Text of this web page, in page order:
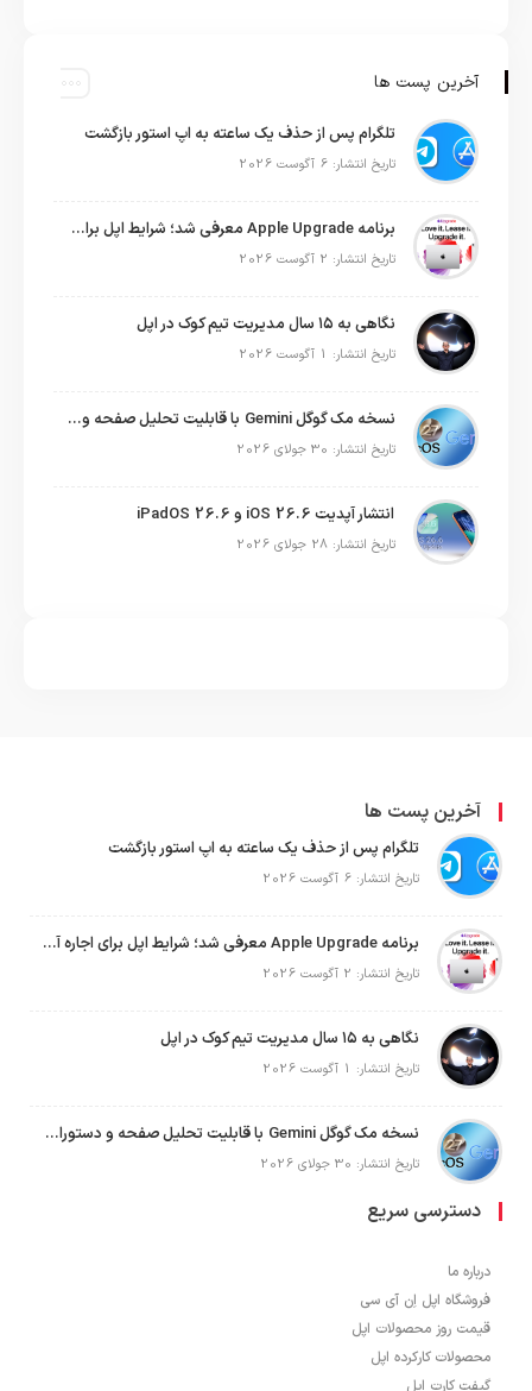
آخرین پست ها
تلگرام پس از حذف یک ساعته به اپ استور بازگشت
تاریخ انتشار: 6 آگوست 2026
برنامه Apple Upgrade معرفی شد؛ شرایط اپل برای اجاره آیفون، آیپد، مک و اپل واچ
تاریخ انتشار: 2 آگوست 2026
نگاهی به ۱۵ سال مدیریت تیم کوک در اپل
تاریخ انتشار: 1 آگوست 2026
نسخه مک گوگل Gemini با قابلیت تحلیل صفحه و دستورات صوتی در به‌روزرسانی جدید
تاریخ انتشار: 30 جولای 2026
انتشار آپدیت iOS 26.6 و iPadOS 26.6
تاریخ انتشار: 28 جولای 2026
آخرین پست ها
تلگرام پس از حذف یک ساعته به اپ استور بازگشت
تاریخ انتشار: 6 آگوست 2026
برنامه Apple Upgrade معرفی شد؛ شرایط اپل برای اجاره آیفون، آیپد، مک و اپل واچ
تاریخ انتشار: 2 آگوست 2026
نگاهی به ۱۵ سال مدیریت تیم کوک در اپل
تاریخ انتشار: 1 آگوست 2026
نسخه مک گوگل Gemini با قابلیت تحلیل صفحه و دستورات صوتی در به‌روزرسانی جدید
تاریخ انتشار: 30 جولای 2026
دسترسی سریع
درباره ما
فروشگاه اپل اِن آی سی
قیمت روز محصولات اپل
محصولات کارکرده اپل
گیفت کارت اپل